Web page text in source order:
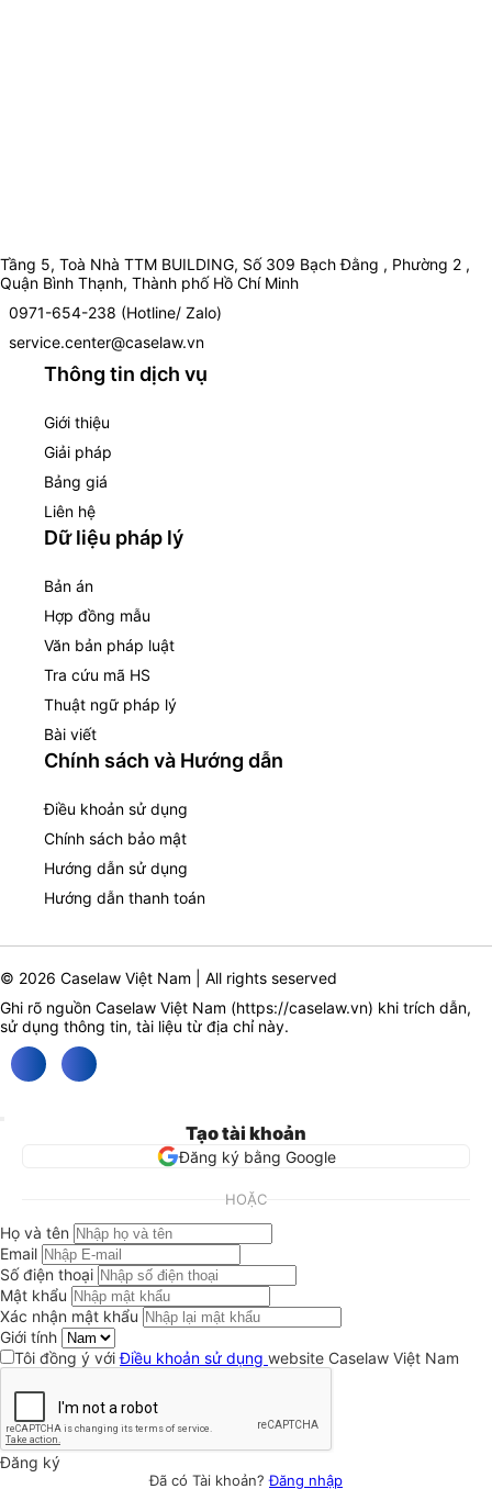
Tầng 5, Toà Nhà TTM BUILDING, Số 309 Bạch Đằng , Phường 2 ,
Quận Bình Thạnh, Thành phố Hồ Chí Minh
0971-654-238 (Hotline/ Zalo)
service.center@caselaw.vn
Thông tin dịch vụ
Giới thiệu
Giải pháp
Bảng giá
Liên hệ
Dữ liệu pháp lý
Bản án
Hợp đồng mẫu
Văn bản pháp luật
Tra cứu mã HS
Thuật ngữ pháp lý
Bài viết
Chính sách và Hướng dẫn
Điều khoản sử dụng
Chính sách bảo mật
Hướng dẫn sử dụng
Hướng dẫn thanh toán
© 2026 Caselaw Việt Nam | All rights seserved
Ghi rõ nguồn Caselaw Việt Nam (https://caselaw.vn) khi trích dẫn,
sử dụng thông tin, tài liệu từ địa chỉ này.
Tạo tài khoản
Đăng ký bằng Google
HOẶC
Họ và tên
Email
Số điện thoại
Mật khẩu
Xác nhận mật khẩu
Giới tính
Tôi đồng ý vớiĐiều khoản sử dụng website Caselaw Việt Nam
Đăng ký
Đã có Tài khoản?Đăng nhập